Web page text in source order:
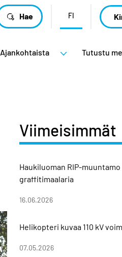
Hae FI
Ajankohtaista Tutustu
Viimeisimmät
Haukiluoman RIP-
graffitimaalaria
16.06.2026
Helikopteri kuvaa 110 kV
07.05.2026